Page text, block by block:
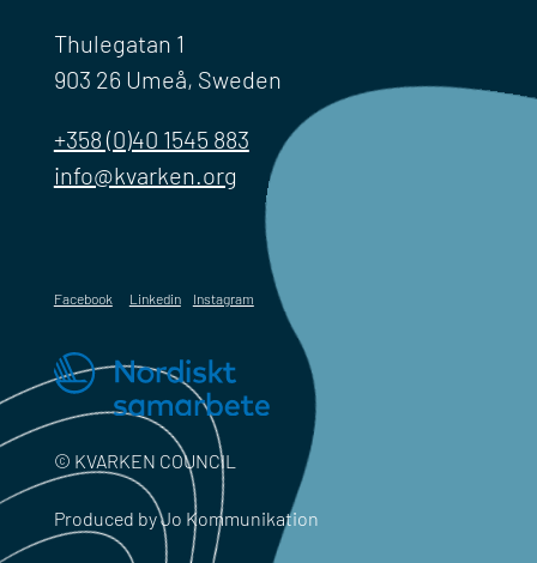
Thulegatan 1
903 26 Umeå, Sweden
+358 (0)40 1545 883
info@kvarken.org
Facebook Linkedin Instagram
© KVARKEN COUNCIL
Produced by Jo Kommunikation